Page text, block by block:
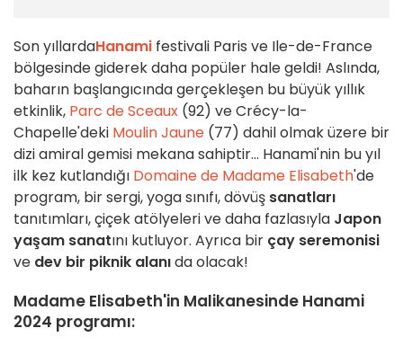
Son yıllardaHanami festivali Paris ve Ile-de-France
bölgesinde giderek daha popüler hale geldi! Aslında,
baharın başlangıcında gerçekleşen bu büyük yıllık
etkinlik, Parc de Sceaux (92) ve Crécy-la-
Chapelle'deki Moulin Jaune (77) dahil olmak üzere bir
dizi amiral gemisi mekana sahiptir... Hanami'nin bu yıl
ilk kez kutlandığı Domaine de Madame Elisabeth'de
program, bir sergi, yoga sınıfı, dövüş sanatları
tanıtımları, çiçek atölyeleri ve daha fazlasıyla Japon
yaşam sanatını kutluyor. Ayrıca bir çay seremonisi
ve dev bir piknik alanıda olacak!
Madame Elisabeth'in Malikanesinde Hanami
2024 programı: